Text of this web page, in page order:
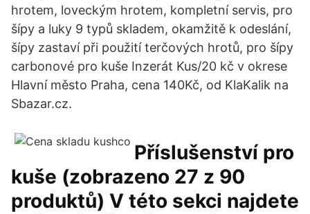
hrotem, loveckým hrotem, kompletní servis, pro
šípy a luky 9 typů skladem, okamžitě k odeslání,
šípy zastaví při použití terčových hrotů, pro šípy
carbonové pro kuše Inzerát Kus/20 kč v okrese
Hlavní město Praha, cena 140Kč, od KlaKalik na
Sbazar.cz.
Příslušenství pro
kuše (zobrazeno 27 z 90
produktů) V této sekci najdete